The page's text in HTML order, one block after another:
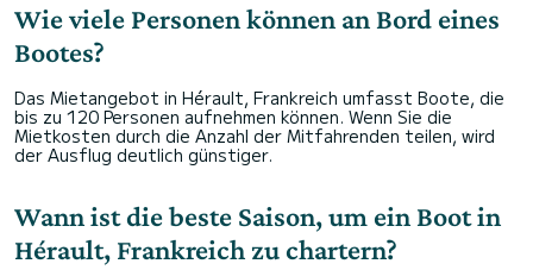
Wie viele Personen können an Bord eines
Bootes?
Das Mietangebot in Hérault, Frankreich umfasst Boote, die
bis zu 120 Personen aufnehmen können. Wenn Sie die
Mietkosten durch die Anzahl der Mitfahrenden teilen, wird
der Ausflug deutlich günstiger.
Wann ist die beste Saison, um ein Boot in
Hérault, Frankreich zu chartern?